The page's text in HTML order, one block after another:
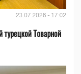
23.07.2026 - 17:02
Товарной